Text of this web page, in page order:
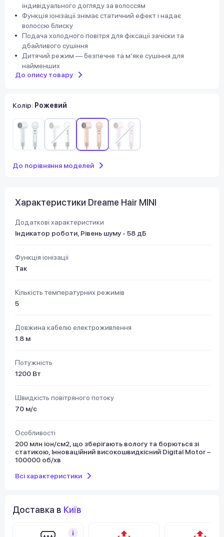
індивідуального догляду за волоссям
Функція іонізації знімає статичний ефект і надає
волоссю блиску
Подача холодного повітря для фіксації зачіски та
дбайливого сушіння
Дитячий режим — безпечне та м’яке сушіння для
найменших
До опису товару
Колір: Рожевий
До порівняння моделей
Характеристики Dreame Hair MINI
Додаткові характеристики
Індикатор роботи, Рівень шуму - 58 дБ
Функція іонізації
Так
Кількість температурних режимів
5
Довжина кабелю електроживлення
1.8 м
Потужність
1200 Вт
Швидкість повітряного потоку
70 м/с
Особливості
200 млн іон/см2, що зберігають вологу та борються зі
статикою, Інноваційний високошвидкісний Digital Motor –
100000 об/хв
Всі характеристики
Доставка в Київ